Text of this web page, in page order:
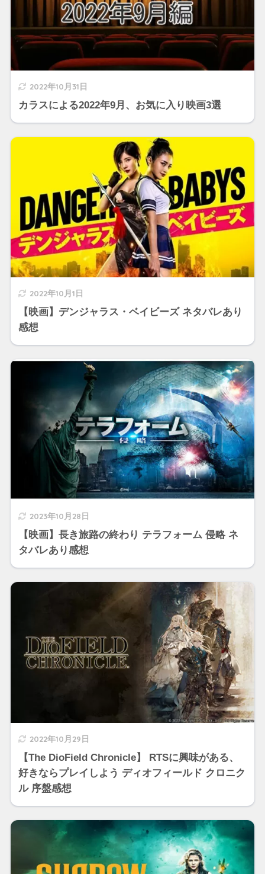
2022年10月31日
カラスによる2022年9月、お気に入り映画3選
2022年10月1日
【映画】デンジャラス・ベイビーズ ネタバレあり
感想
2023年10月28日
【映画】長き旅路の終わり テラフォーム 侵略 ネ
タバレあり感想
2022年10月29日
【The DioField Chronicle】 RTSに興味がある、
好きならプレイしよう ディオフィールド クロニク
ル 序盤感想